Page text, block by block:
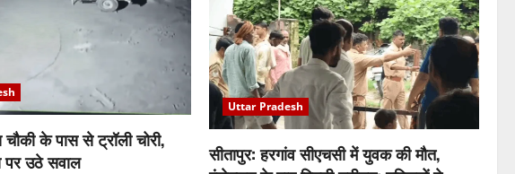
के पास से ट्रॉली चोरी,
पर उठे सवाल
Uttar Pradesh
सीतापुर: हरगांव सीएचसी में युवक की मौत,